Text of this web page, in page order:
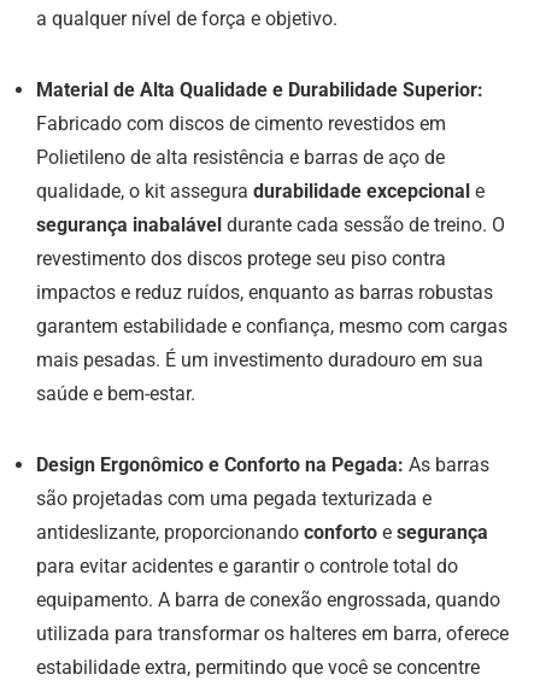
a qualquer nível de força e objetivo.
Material de Alta Qualidade e Durabilidade Superior:
Fabricado com discos de cimento revestidos em
Polietileno de alta resistência e barras de aço de
qualidade, o kit assegura durabilidade excepcional e
segurança inabalável durante cada sessão de treino. O
revestimento dos discos protege seu piso contra
impactos e reduz ruídos, enquanto as barras robustas
garantem estabilidade e confiança, mesmo com cargas
mais pesadas. É um investimento duradouro em sua
saúde e bem-estar.
Design Ergonômico e Conforto na Pegada: As barras
são projetadas com uma pegada texturizada e
antideslizante, proporcionando conforto e segurança
para evitar acidentes e garantir o controle total do
equipamento. A barra de conexão engrossada, quando
utilizada para transformar os halteres em barra, oferece
estabilidade extra, permitindo que você se concentre